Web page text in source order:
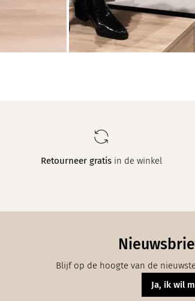
Retourneer gratis in de winkel
Blijf op de hoogte van de
Ja, ik wil